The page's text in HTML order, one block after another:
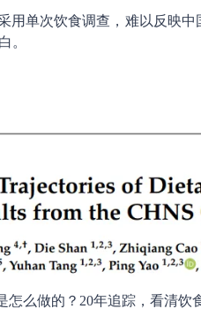
用单次饮食调查，难以反映
。
怎么做的？20年追踪，看清饮